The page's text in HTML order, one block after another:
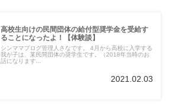
高校生向けの民間団体の給付型奨学金を受給す
ることになったよ！【体験談】
シンママブログ管理人さなです。 4月から高校に入学する
我が子は、某民間団体の奨学生です。（2018年当時のお
話になります...
2021.02.03